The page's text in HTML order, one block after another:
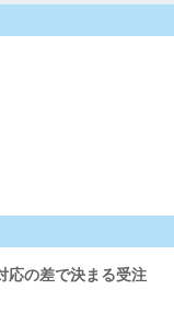
応の差で決まる受注